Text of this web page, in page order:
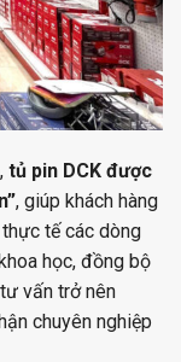
tủ pin DCK được
, giúp khách hàng
tế các dòng
học, đồng bộ
vấn trở nên
chuyên nghiệp